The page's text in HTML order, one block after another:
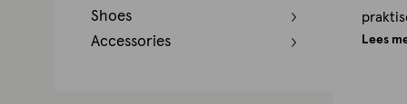
Shoes
Accessories
Lees